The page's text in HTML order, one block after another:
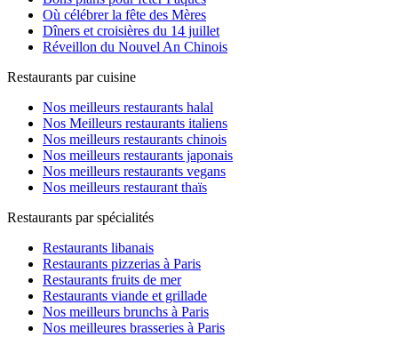
Où célébrer la fête des Mères
Dîners et croisières du 14 juillet
Réveillon du Nouvel An Chinois
Restaurants par cuisine
Nos meilleurs restaurants halal
Nos Meilleurs restaurants italiens
Nos meilleurs restaurants chinois
Nos meilleurs restaurants japonais
Nos meilleurs restaurants vegans
Nos meilleurs restaurant thaïs
Restaurants par spécialités
Restaurants libanais
Restaurants pizzerias à Paris
Restaurants fruits de mer
Restaurants viande et grillade
Nos meilleurs brunchs à Paris
Nos meilleures brasseries à Paris